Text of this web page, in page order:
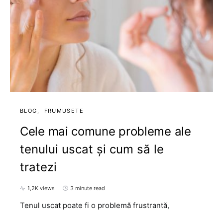
BLOG FRUMUSETE
Cele mai comune probleme ale
tenului uscat și cum să le
tratezi
1,2K views 3 minute read
Tenul uscat poate fi o problemă frustrantă,